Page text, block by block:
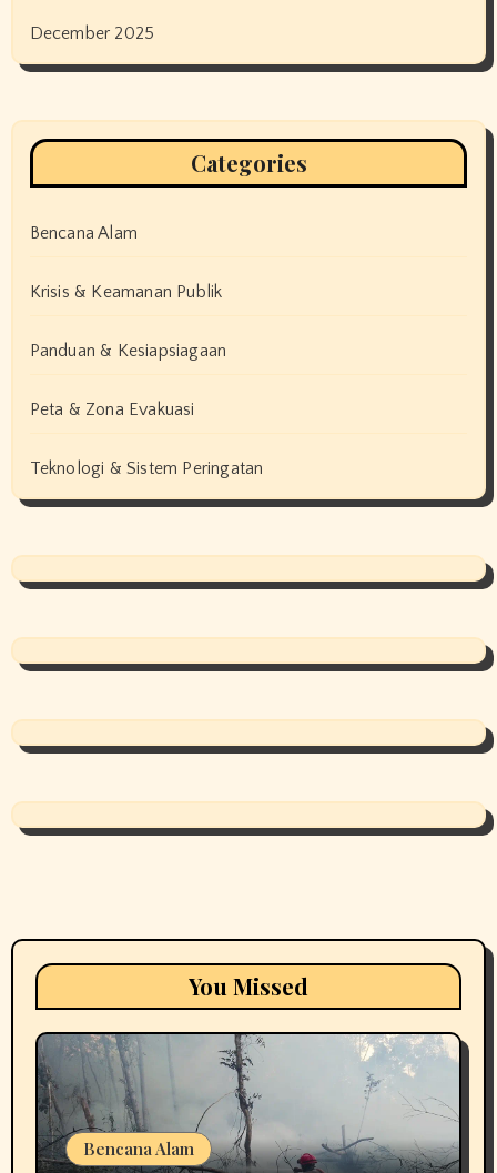
December 2025
Categories
Bencana Alam
Krisis & Keamanan Publik
Panduan & Kesiapsiagaan
Peta & Zona Evakuasi
Teknologi & Sistem Peringatan
You Missed
Bencana Alam